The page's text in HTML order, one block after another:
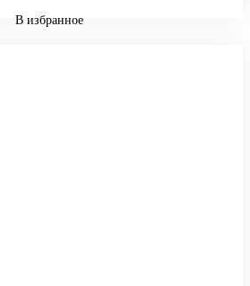
В избранное